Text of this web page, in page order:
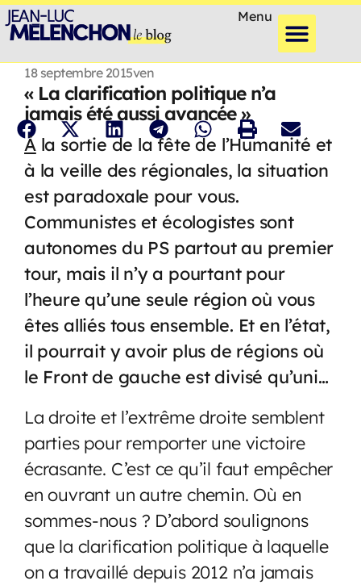
Menu
18 septembre 2015ven
« La clarification politique n’a
jamais été aussi avancée »
À la sortie de la fête de l’Humanité et
à la veille des régionales, la situation
est paradoxale pour vous.
Communistes et écologistes sont
autonomes du PS partout au premier
tour, mais il n’y a pourtant pour
l’heure qu’une seule région où vous
êtes alliés tous ensemble. Et en l’état,
il pourrait y avoir plus de régions où
le Front de gauche est divisé qu’uni…
La droite et l’extrême droite semblent
parties pour remporter une victoire
écrasante. C’est ce qu’il faut empêcher
en ouvrant un autre chemin. Où en
sommes-nous ? D’abord soulignons
que la clarification politique à laquelle
on a travaillé depuis 2012 n’a jamais